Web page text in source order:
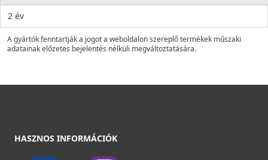
2 év
A gyártók fenntartják a jogot a weboldalon szereplő termékek műszaki
adatainak előzetes bejelentés nélküli megváltoztatására.
HASZNOS INFORMÁCIÓK